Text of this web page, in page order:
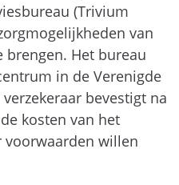
(Trivium
van
Het bureau
in de Verenigde
bevestigt na
kosten van het
willen